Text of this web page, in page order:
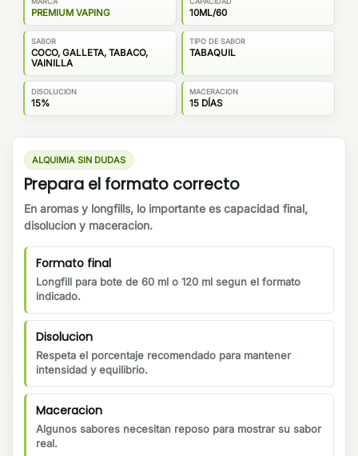
PREMIUM VAPING 10ML/60
SABOR
COCO, GALLETA, TABACO,
VAINILLA
TIPO DE SABOR
TABAQUIL
DISOLUCION
15%
MACERACION
15 DÍAS
ALQUIMIA SIN DUDAS
Prepara el formato correcto
En aromas y longfills, lo importante es capacidad final,
disolucion y maceracion.
Formato final
Longfill para bote de 60 ml o 120 ml segun el formato
indicado.
Disolucion
Respeta el porcentaje recomendado para mantener
intensidad y equilibrio.
Maceracion
Algunos sabores necesitan reposo para mostrar su sabor
real.